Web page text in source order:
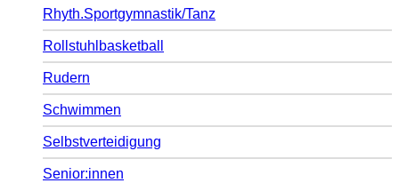
Rhyth.Sportgymnastik/Tanz
Rollstuhlbasketball
Rudern
Schwimmen
Selbstverteidigung
Senior:innen